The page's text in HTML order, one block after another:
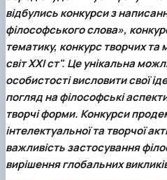
Кафедра
Кафедра
Кафедра
комунікації
Кафедра
Кафедра
відбулись конкурси з
філософського слова»,
тематику, конкурс творчих
світ XXI ст". Це унікальна
особистості висловити свої
погляд на філософські
творчі форми. Конкурси
інтелектуальної та творчої
важливість застосування
вирішення глобальних